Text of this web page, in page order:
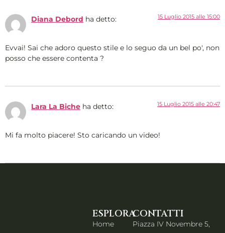
Diana Debord ha detto: 15 Luglio 2015 alle 15:00
Evvai! Sai che adoro questo stile e lo seguo da un bel po', non
posso che essere contenta ?
Lara La Biche ha detto: 15 Luglio 2015 alle 20:47
Mi fa molto piacere! Sto caricando un video!
ESPLORA
Home
CONTATTI
Piazza IV Novembre 5,